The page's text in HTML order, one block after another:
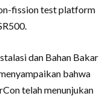
fission test platform
dan Bahan Bakar
bahwa
telah menunjukan